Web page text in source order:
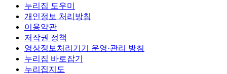
누리집 도우미
개인정보 처리방침
이용약관
저작권 정책
영상정보처리기기 운영·관리 방침
누리집 바로잡기
누리집지도